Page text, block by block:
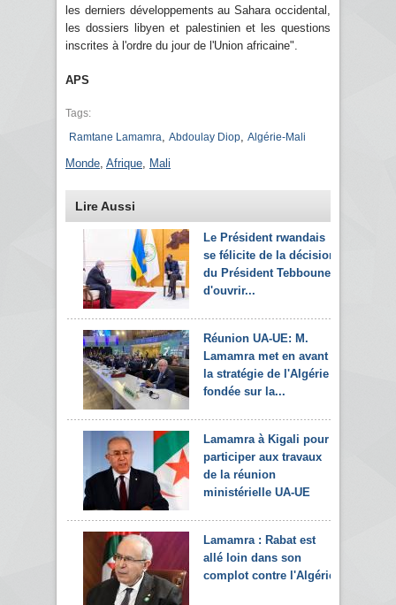
les derniers développements au Sahara occidental,
les dossiers libyen et palestinien et les questions
inscrites à l'ordre du jour de l'Union africaine".
APS
Tags:
Ramtane Lamamra
Abdoulay Diop Algérie-Mali
Monde Afrique Mali
Lire Aussi
Le Président rwandais
se félicite de la décision
du Président Tebboune
d'ouvrir...
Réunion UA-UE: M.
Lamamra met en avant
la stratégie de l'Algérie
fondée sur la...
Lamamra à Kigali pour
participer aux travaux
de la réunion
ministérielle UA-UE
Lamamra : Rabat est
allé loin dans son
complot contre l'Algérie